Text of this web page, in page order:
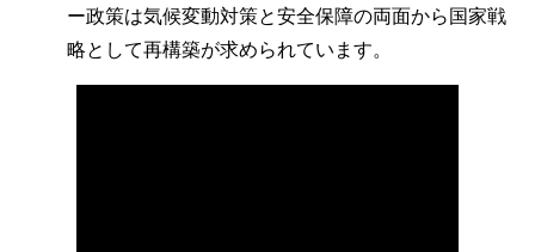
ー政策は気候変動対策と安全保障の両面から国家戦
略として再構築が求められています。